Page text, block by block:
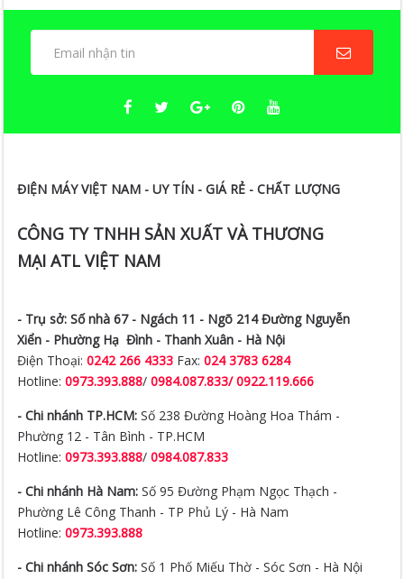
ĐIỆN MÁY VIỆT NAM - UY TÍN - GIÁ RẺ - CHẤT LƯỢNG
CÔNG TY TNHH SẢN XUẤT VÀ THƯƠNG
- Trụ sở: Số nhà 67 - Ngách 11 - Ngõ 214 Đường Nguyễn
Hotline:0973.393.888/0984.087.833/ 0922.119.666
- Chi nhánh TP.HCM:Số 238 Đường Hoàng Hoa Thám -
Phường 12 - Tân Bình - TP.HCM
- Chi nhánh Hà Nam:Số 95 Đường Phạm Ngọc Thạch -
Phường Lê Công Thanh - TP Phủ Lý - Hà Nam
- Chi nhánh Sóc Sơn:Số 1 Phố Miếu Thờ - Sóc Sơn - Hà Nội
Hotline:0984 087 833
VĂN PHÒNG GIAO DỊCH: